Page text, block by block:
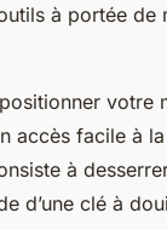
à portée de
votre
accès facile à
à
d’une clé à